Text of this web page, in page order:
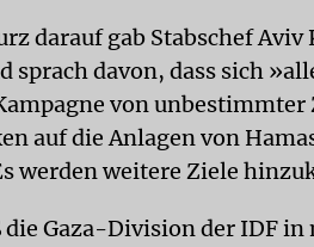
darauf gab Stabschef
sprach davon, dass sich
von
auf die Anlagen von
werden weitere Ziele
Gaza-Division der IDF in